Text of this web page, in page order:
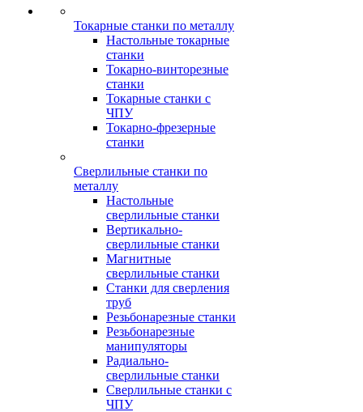
Токарные станки по металлу
Настольные токарные
станки
Токарно-винторезные
станки
Токарные станки с
ЧПУ
Токарно-фрезерные
станки
Сверлильные станки по
металлу
Настольные
сверлильные станки
Вертикально-
сверлильные станки
Магнитные
сверлильные станки
Станки для сверления
труб
Резьбонарезные станки
Резьбонарезные
манипуляторы
Радиально-
сверлильные станки
Сверлильные станки с
ЧПУ